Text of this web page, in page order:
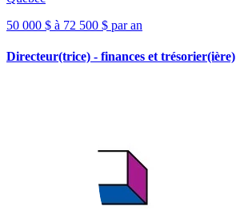
50 000 $ à 72 500 $ par an
Directeur(trice) - finances et trésorier(ière)